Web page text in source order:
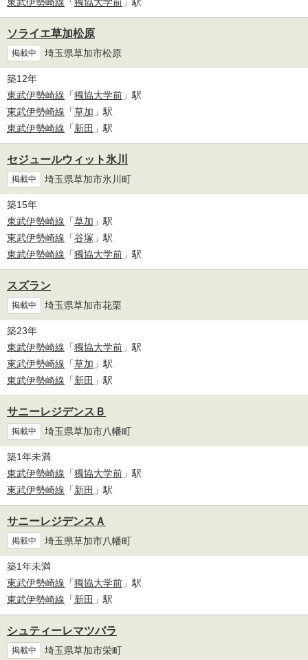
ソライエ草加松原
掲載中 埼玉県草加市松原
築12年
東武伊勢崎線 「獨協大学前 」駅
東武伊勢崎線 「草加 」駅
東武伊勢崎線 「新田 」駅
セジュールウィット氷川
掲載中 埼玉県草加市氷川町
築15年
東武伊勢崎線 「草加 」駅
東武伊勢崎線 「谷塚 」駅
東武伊勢崎線 「獨協大学前 」駅
スズラン
掲載中 埼玉県草加市花栗
築23年
東武伊勢崎線 「獨協大学前 」駅
東武伊勢崎線 「草加 」駅
東武伊勢崎線 「新田 」駅
サニーレジデンスＢ
掲載中 埼玉県草加市八幡町
築1年未満
東武伊勢崎線 「獨協大学前 」駅
東武伊勢崎線 「新田 」駅
サニーレジデンスＡ
掲載中 埼玉県草加市八幡町
築1年未満
東武伊勢崎線 「獨協大学前 」駅
東武伊勢崎線 「新田 」駅
シュティーレマツバラ
掲載中 埼玉県草加市栄町